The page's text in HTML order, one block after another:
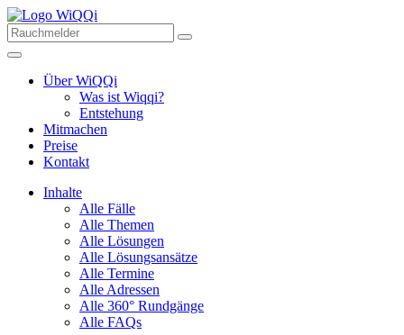
Über WiQQi
Was ist Wiqqi?
Entstehung
Mitmachen
Preise
Kontakt
Inhalte
Alle Fälle
Alle Themen
Alle Lösungen
Alle Lösungsansätze
Alle Termine
Alle Adressen
Alle 360° Rundgänge
Alle FAQs